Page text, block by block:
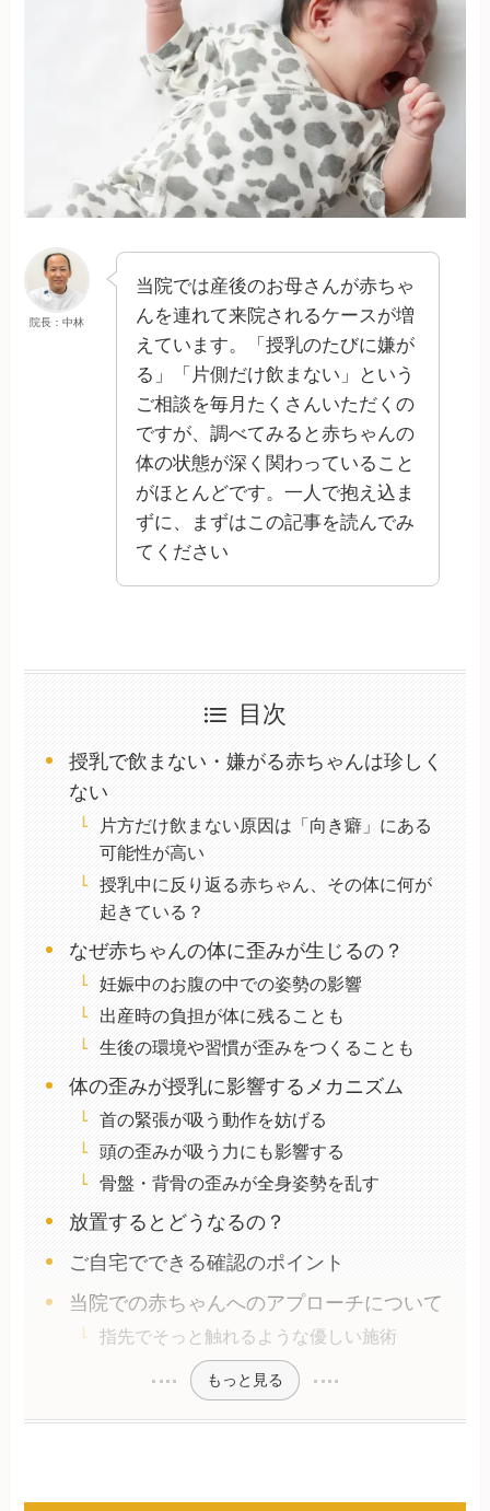
院長：中林
当院では産後のお母さんが赤ちゃ
んを連れて来院されるケースが増
えています。「授乳のたびに嫌が
る」「片側だけ飲まない」という
ご相談を毎月たくさんいただくの
ですが、調べてみると赤ちゃんの
体の状態が深く関わっていること
がほとんどです。一人で抱え込ま
ずに、まずはこの記事を読んでみ
てください
目次
授乳で飲まない・嫌がる赤ちゃんは珍しく
ない
片方だけ飲まない原因は「向き癖」にある
可能性が高い
授乳中に反り返る赤ちゃん、その体に何が
起きている？
なぜ赤ちゃんの体に歪みが生じるの？
妊娠中のお腹の中での姿勢の影響
出産時の負担が体に残ることも
生後の環境や習慣が歪みをつくることも
体の歪みが授乳に影響するメカニズム
首の緊張が吸う動作を妨げる
頭の歪みが吸う力にも影響する
骨盤・背骨の歪みが全身姿勢を乱す
放置するとどうなるの？
ご自宅でできる確認のポイント
当院での赤ちゃんへのアプローチについて
指先でそっと触れるような優しい施術
もっと見る